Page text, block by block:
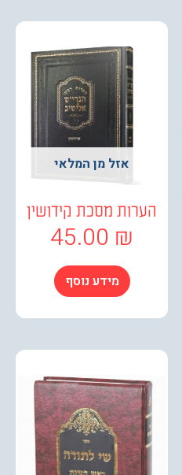
אזל מן המלאי
מסכת קידושין
45.00
מידע נוסף